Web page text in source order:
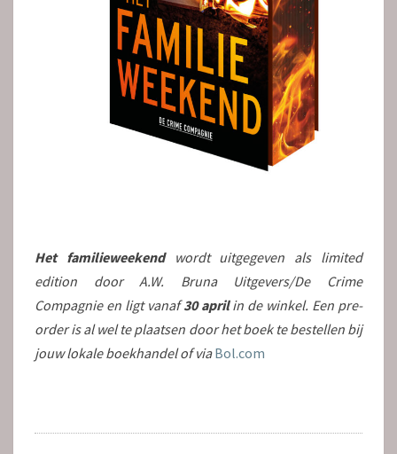
Het familieweekend wordt uitgegeven als limited
edition door A.W. Bruna Uitgevers/De Crime
Compagnie en ligt vanaf30 aprilin de winkel. Een pre-
order is al wel te plaatsen door het boek te bestellen bij
jouw lokale boekhandel of via Bol.com